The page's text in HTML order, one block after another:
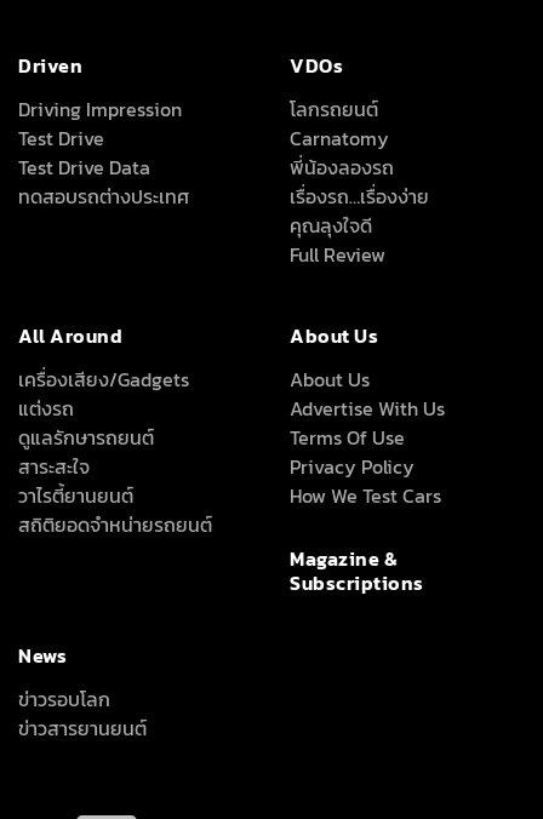
Driven
Driving Impression
Test Drive
Test Drive Data
ทดสอบรถต่างประเทศ
VDOs
โลกรถยนต์
Carnatomy
พี่น้องลองรถ
เรื่องรถ…เรื่องง่าย
คุณลุงใจดี
Full Review
All Around
เครื่องเสียง/Gadgets
แต่งรถ
ดูแลรักษารถยนต์
สาระสะใจ
วาไรตี้ยานยนต์
สถิติยอดจำหน่ายรถยนต์
About Us
About Us
Advertise With Us
Terms Of Use
Privacy Policy
How We Test Cars
Magazine &
Subscriptions
News
ข่าวรอบโลก
ข่าวสารยานยนต์